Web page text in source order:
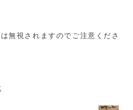
無視されますのでご注意くださ